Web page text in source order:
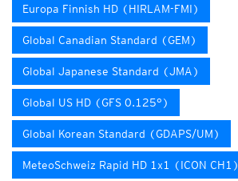
Europa Finnish HD (HIRLAM-FMI)
Global Canadian Standard (GEM)
Global Japanese Standard (JMA)
Global US HD (GFS 0.125°)
Global Korean Standard (GDAPS/UM)
MeteoSchweiz Rapid HD 1x1 (ICON CH1)